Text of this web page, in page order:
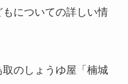
についての詳しい情
のしょうゆ屋「楠城